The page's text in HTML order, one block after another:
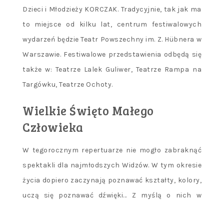
Dzieci i Młodzieży KORCZAK. Tradycyjnie, tak jak ma
to miejsce od kilku lat, centrum festiwalowych
wydarzeń będzie Teatr Powszechny im. Z. Hübnera w
Warszawie. Festiwalowe przedstawienia odbędą się
także w: Teatrze Lalek Guliwer, Teatrze Rampa na
Targówku, Teatrze Ochoty.
Wielkie Święto Małego
Człowieka
W tegorocznym repertuarze nie mogło zabraknąć
spektakli dla najmłodszych Widzów. W tym okresie
życia dopiero zaczynają poznawać kształty, kolory,
uczą się poznawać dźwięki… Z myślą o nich w